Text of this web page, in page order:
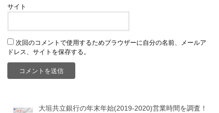
サイト
次回のコメントで使用するためブラウザーに自分の名前、メールア
ドレス、サイトを保存する。
大垣共立銀行の年末年始(2019-2020)営業時間を調査！